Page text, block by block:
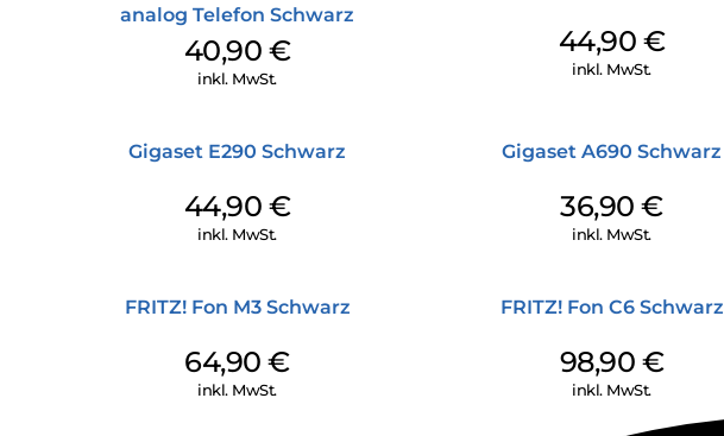
analog Telefon Schwarz
40,90 €
inkl. MwSt.
44,90 €
inkl. MwSt.
Gigaset E290 Schwarz
44,90 €
inkl. MwSt.
Gigaset A690 Schwarz
36,90€
inkl. MwSt.
FRITZ! Fon M3 Schwarz
64,90€
inkl. MwSt.
FRITZ! Fon C6 Schwarz
98,90 €
inkl. MwSt.